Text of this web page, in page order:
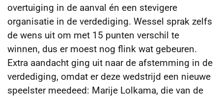
overtuiging in de aanval én een stevigere
organisatie in de verdediging. Wessel sprak zelfs
de wens uit om met 15 punten verschil te
winnen, dus er moest nog flink wat gebeuren.
Extra aandacht ging uit naar de afstemming in de
verdediging, omdat er deze wedstrijd een nieuwe
speelster meedeed: Marije Lolkama, die van de